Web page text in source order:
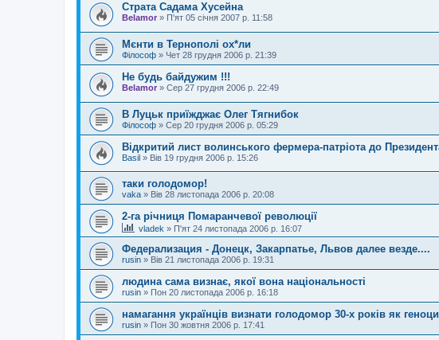
Страта Садама Хусейна
Belamor » П'ят 05 січня 2007 р. 11:58
Мєнти в Тернополі ох*ли
Філософ » Чет 28 грудня 2006 р. 21:39
Не будь байдужим !!!
Belamor » Сер 27 грудня 2006 р. 22:49
В Луцьк приїжджає Олег Тягнибок
Філософ » Сер 20 грудня 2006 р. 05:29
Відкритий лист волинського фермера-патріота до
Basil » Вів 19 грудня 2006 р. 15:26
таки голодомор!
vaka » Вів 28 листопада 2006 р. 20:08
2-га річниця Помаранчевої революції
vladek » П'ят 24 листопада 2006 р. 16:07
Федерализация - Донецк, Закарпатье, Львов далее везде....
rusin » Вів 21 листопада 2006 р. 19:31
людина сама визнає‚ якої вона національності
rusin » Пон 20 листопада 2006 р. 16:18
намагання українців визнати голодомор 30-х років як
rusin » Пон 30 жовтня 2006 р. 17:41